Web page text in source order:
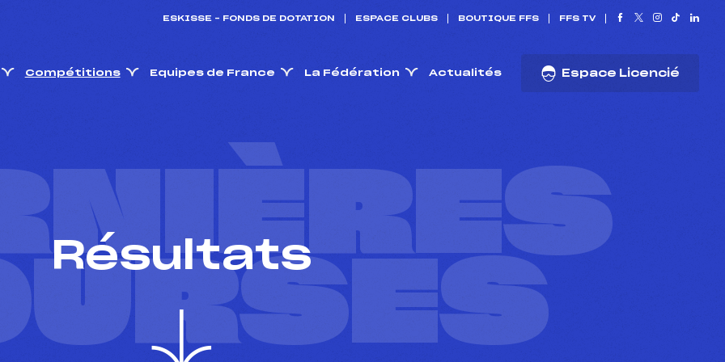
ESKISSE – FONDS DE DOTATION ESPACE CLUBS BOUTIQUE FFS FFS TV
Compétitions Equipes de France La Fédération Actualités Espace Licencié
Résultats